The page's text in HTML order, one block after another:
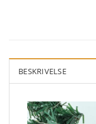
BESKRIVELSE